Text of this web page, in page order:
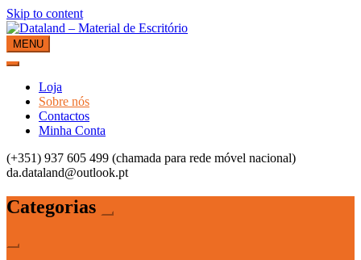
Skip to content
Dataland – Material de Escritório
Material de Escritório
MENU
Loja
Sobre nós
Contactos
Minha Conta
(+351) 937 605 499 (chamada para rede móvel nacional)
da.dataland@outlook.pt
Categorias